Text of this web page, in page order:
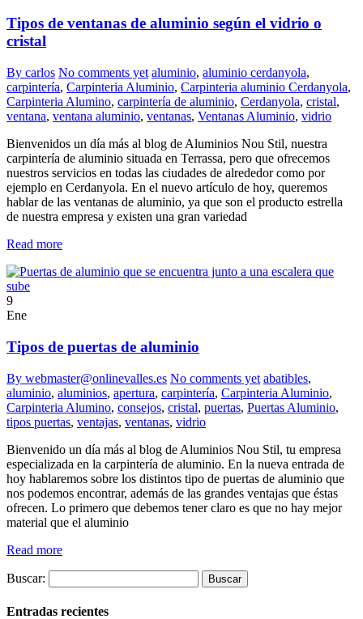
Tipos de ventanas de aluminio según el vidrio o
cristal
By carlos No comments yet aluminio, aluminio cerdanyola,
carpintería, Carpinteria Aluminio, Carpinteria aluminio Cerdanyola,
Carpinteria Alumino, carpintería de aluminio, Cerdanyola, cristal,
ventana, ventana aluminio, ventanas, Ventanas Aluminio, vidrio
Bienvenidos un día más al blog de Aluminios Nou Stil, nuestra
carpintería de aluminio situada en Terrassa, pero que ofrecemos
nuestros servicios en todas las ciudades de alrededor como por
ejemplo en Cerdanyola. En el nuevo artículo de hoy, queremos
hablar de las ventanas de aluminio, ya que son el producto estrella
de nuestra empresa y existen una gran variedad
Read more
9
Ene
Tipos de puertas de aluminio
By webmaster@onlinevalles.es No comments yet abatibles,
aluminio, aluminios, apertura, carpintería, Carpinteria Aluminio,
Carpinteria Alumino, consejos, cristal, puertas, Puertas Aluminio,
tipos puertas, ventajas, ventanas, vidrio
Bienvenido un día más al blog de Aluminios Nou Stil, tu empresa
especializada en la carpintería de aluminio. En la nueva entrada de
hoy hablaremos sobre los distintos tipo de puertas de aluminio que
nos podemos encontrar, además de las grandes ventajas que éstas
ofrecen. Lo primero que debemos tener claro es que no hay mejor
material que el aluminio
Read more
Buscar:
Entradas recientes